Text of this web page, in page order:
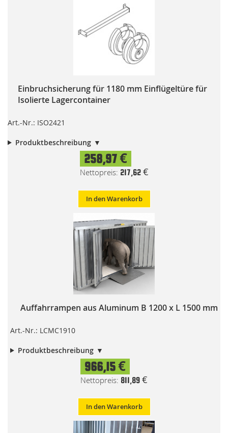
Einbruchsicherung für 1180 mm Einflügeltüre für
Isolierte Lagercontainer
Art.-Nr.: ISO2421
Produktbeschreibung
258,97 €
217,62 €
In den Warenkorb
Auffahrrampen aus Aluminum B 1200 x L 1500 mm
Art.-Nr.: LCMC1910
Produktbeschreibung
966,15 €
811,89 €
In den Warenkorb